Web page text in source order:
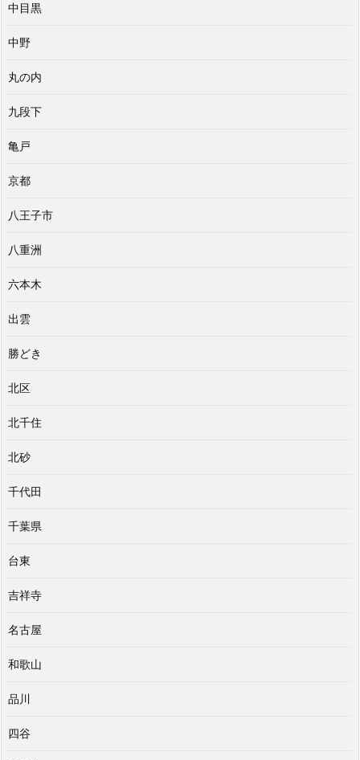
中目黒
中野
丸の内
九段下
亀戸
京都
八王子市
八重洲
六本木
出雲
勝どき
北区
北千住
北砂
千代田
千葉県
台東
吉祥寺
名古屋
和歌山
品川
四谷